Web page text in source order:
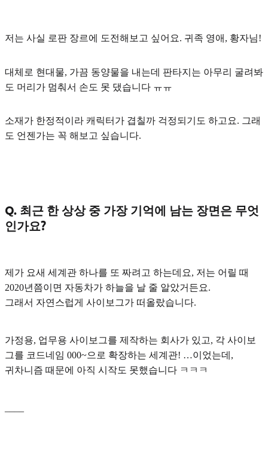
저는 사실 로판 장르에 도전해보고 싶어요. 귀족 영애, 황자님!
대체로 현대물, 가끔 동양물을 내는데 판타지는 아무리 굴려봐
도 머리가 멈춰서 손도 못 댔습니다 ㅠㅠ
소재가 한정적이라 캐릭터가 겹칠까 걱정되기도 하고요. 그래
도 언젠가는 꼭 해보고 싶습니다.
Q. 최근 한 상상 중 가장 기억에 남는 장면은 무엇
인가요?
제가 요새 세계관 하나를 또 짜려고 하는데요, 저는 어릴 때
2020년쯤이면 자동차가 하늘을 날 줄 알았거든요.
그래서 자연스럽게 사이보그가 떠올랐습니다.
가정용, 업무용 사이보그를 제작하는 회사가 있고, 각 사이보
그를 코드네임 000~으로 확장하는 세계관! …이었는데,
귀차니즘 때문에 아직 시작도 못했습니다 ㅋㅋㅋ